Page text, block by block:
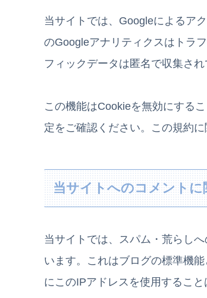
当サイトでは、Googleによるア
のGoogleアナリティクスはトラ
フィックデータは匿名で収集さ
この機能はCookieを無効にする
定をご確認ください。この規約
当サイトへのコメントに
当サイトでは、スパム・荒らし
います。これはブログの標準機
にこのIPアドレスを使用するこ